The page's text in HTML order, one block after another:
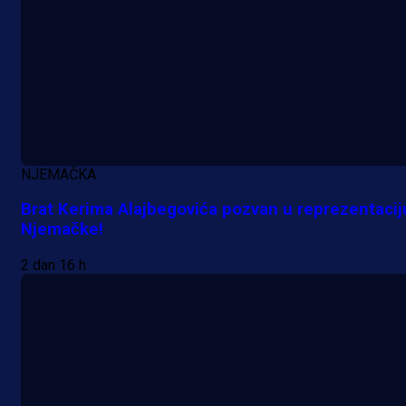
NJEMAČKA
Brat Kerima Alajbegovića pozvan u
Njemačke!
2 dan 16 h